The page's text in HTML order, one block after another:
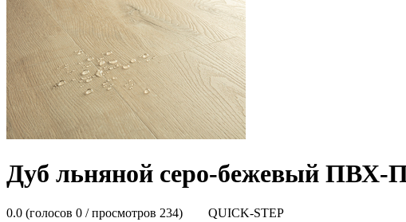
Дуб льняной серо-бежевый
0.0 (голосов 0 / просмотров 234)
QUICK-STEP